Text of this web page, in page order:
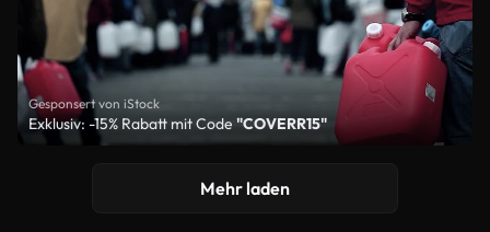
Gesponsert von iStock
Exklusiv: -15% Rabatt mit Code "COVERR15"
Mehr laden